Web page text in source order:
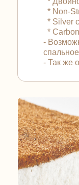
* Non-
* Silver
*
-
- Так же